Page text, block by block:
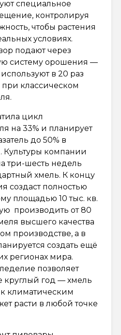
специальное
контролируя
чтобы растения
условиях.
подают через
систему орошения —
в 20 раз
классическом
цикл
на 33% и планирует
до 50% в
компании
три-шесть недель
хмель. К концу
создаст полностью
площадью 10 тыс. кв.
производить от 80
высшего качества
производстве, а в
создать ещё
регионах мира.
позволяет
круглый год — хмель
климатическим
расти в любой точке